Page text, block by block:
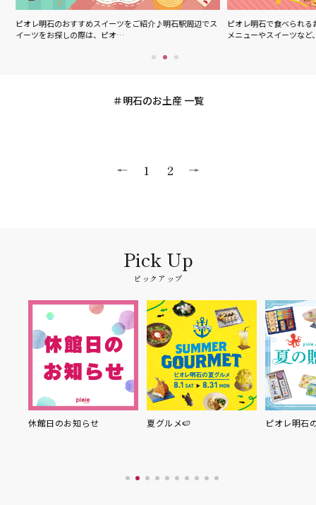
ピオレ明石のおすすめスイーツをご紹介♪明石駅周辺でス
イーツをお探しの際は、ピオ…
ピオレ明石で食べられる
メニューやスイーツなど
明石のお土産 一覧
1 2
ピックアップ
休館日のお知らせ 夏グルメ🍉 ピオレ明石